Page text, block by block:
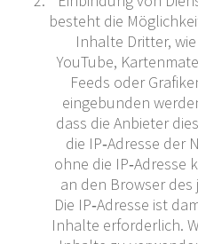
besteht die
Inhalte Dritter,
YouTube,
Feeds oder
eingebunden
dass die Anbieter
die IP‐Adresse der
ohne die
an den Browser
Die IP‐Adresse ist
Inhalte erforderlich.